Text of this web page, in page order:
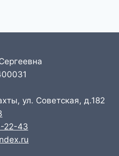
ул. Советская, д.182
22-43